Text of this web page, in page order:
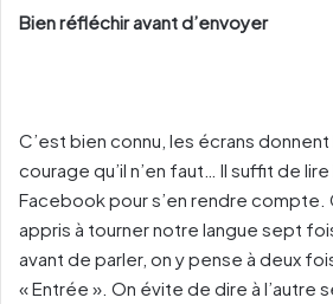
Bien réfléchir avant d’envoyer
C’est bien connu, les écrans
courage qu’il n’en faut… Il suffit de
Facebook pour s’en rendre compte.
appris à tourner notre langue sept
avant de parler, on y pense à deux
« Entrée ». On évite de dire à l’autre